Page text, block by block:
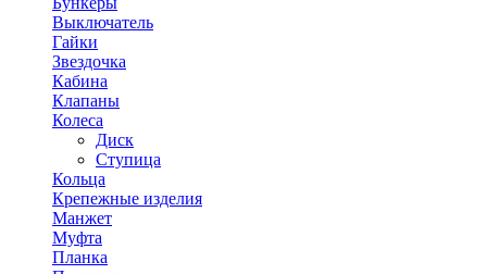
Выключатель
Гайки
Звездочка
Кабина
Клапаны
Колеса
Диск
Ступица
Кольца
Крепежные изделия
Манжет
Муфта
Планка